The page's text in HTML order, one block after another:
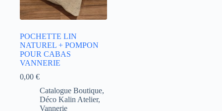
POCHETTE LIN
NATUREL + POMPON
POUR CABAS
VANNERIE
0,00 €
Catalogue Boutique,
Déco Kalin Atelier,
Vannerie